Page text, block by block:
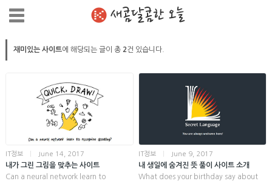
새콤달콤한 오늘
재미있는 사이트에 해당되는 글이 총 2건 있습니다.
IT정보 June 14, 2017
내가 그린 그림을 맞추는 사이트
Can a neural network learn to
IT정보 June 9, 2017
내 생일에 숨겨진 뜻 풀이 사이트 소개
What does your birthday say about